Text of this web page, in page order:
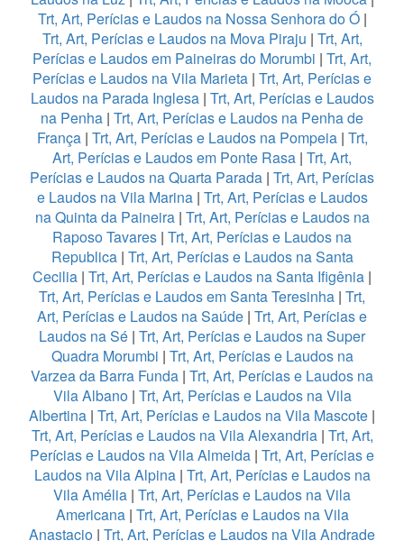
Trt, Art, Perícias e Laudos na Nossa Senhora do Ó|
Trt, Art, Perícias e Laudos na Mova Piraju | Trt, Art,
Perícias e Laudos em Paineiras do Morumbi | Trt, Art,
Perícias e Laudos na Vila Marieta | Trt, Art, Perícias e
Laudos na Parada Inglesa | Trt, Art, Perícias e Laudos
na Penha | Trt, Art, Perícias e Laudos na Penha de
França | Trt, Art, Perícias e Laudos na Pompeia| Trt,
Art, Perícias e Laudos em Ponte Rasa | Trt, Art,
Perícias e Laudos na Quarta Parada | Trt, Art, Perícias
e Laudos na Vila Marina| Trt, Art, Perícias e Laudos
na Quinta da Paineira| Trt, Art, Perícias e Laudos na
Raposo Tavares | Trt, Art, Perícias e Laudos na
Republica| Trt, Art, Perícias e Laudos na Santa
Cecilia | Trt, Art, Perícias e Laudos na Santa Ifigênia |
Trt, Art, Perícias e Laudos em Santa Teresinha | Trt,
Art, Perícias e Laudos na Saúde | Trt, Art, Perícias e
Laudos na Sé | Trt, Art, Perícias e Laudos na Super
Quadra Morumbi | Trt, Art, Perícias e Laudos na
Varzea da Barra Funda | Trt, Art, Perícias e Laudos na
Vila Albano| Trt, Art, Perícias e Laudos na Vila
Albertina | Trt, Art, Perícias e Laudos na Vila Mascote |
Trt, Art, Perícias e Laudos na Vila Alexandria| Trt, Art,
Perícias e Laudos na Vila Almeida | Trt, Art, Perícias e
Laudos na Vila Alpina | Trt, Art, Perícias e Laudos na
Vila Amélia | Trt, Art, Perícias e Laudos na Vila
Americana| Trt, Art, Perícias e Laudos na Vila
Anastacio | Trt, Art, Perícias e Laudos na Vila Andrade